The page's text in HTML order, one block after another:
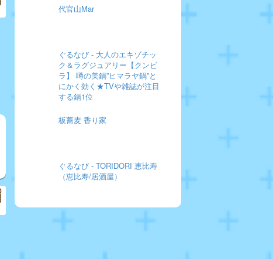
代官山Mar
ぐるなび - 大人のエキゾチッ
ク＆ラグジュアリー【クンビ
ラ】 噂の美鍋”ヒマラヤ鍋”と
にかく効く★TVや雑誌が注目
する鍋1位
板蕎麦 香り家
ぐるなび - TORIDORI 恵比寿
（恵比寿/居酒屋）